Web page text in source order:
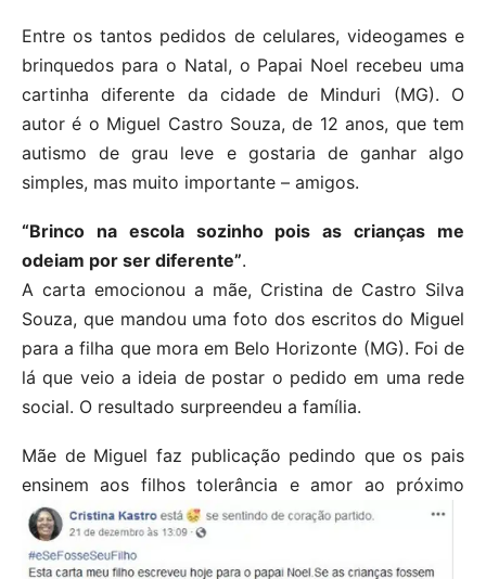
Entre os tantos pedidos de celulares, videogames e
brinquedos para o Natal, o Papai Noel recebeu uma
cartinha diferente da cidade de Minduri (MG). O
autor é o Miguel Castro Souza, de 12 anos, que tem
autismo de grau leve e gostaria de ganhar algo
simples, mas muito importante – amigos.
“Brinco na escola sozinho pois as crianças me
odeiam por ser diferente”.
A carta emocionou a mãe, Cristina de Castro Silva
Souza, que mandou uma foto dos escritos do Miguel
para a filha que mora em Belo Horizonte (MG). Foi de
lá que veio a ideia de postar o pedido em uma rede
social. O resultado surpreendeu a família.
Mãe de Miguel faz publicação pedindo que os pais
ensinem aos filhos tolerância e amor ao próximo